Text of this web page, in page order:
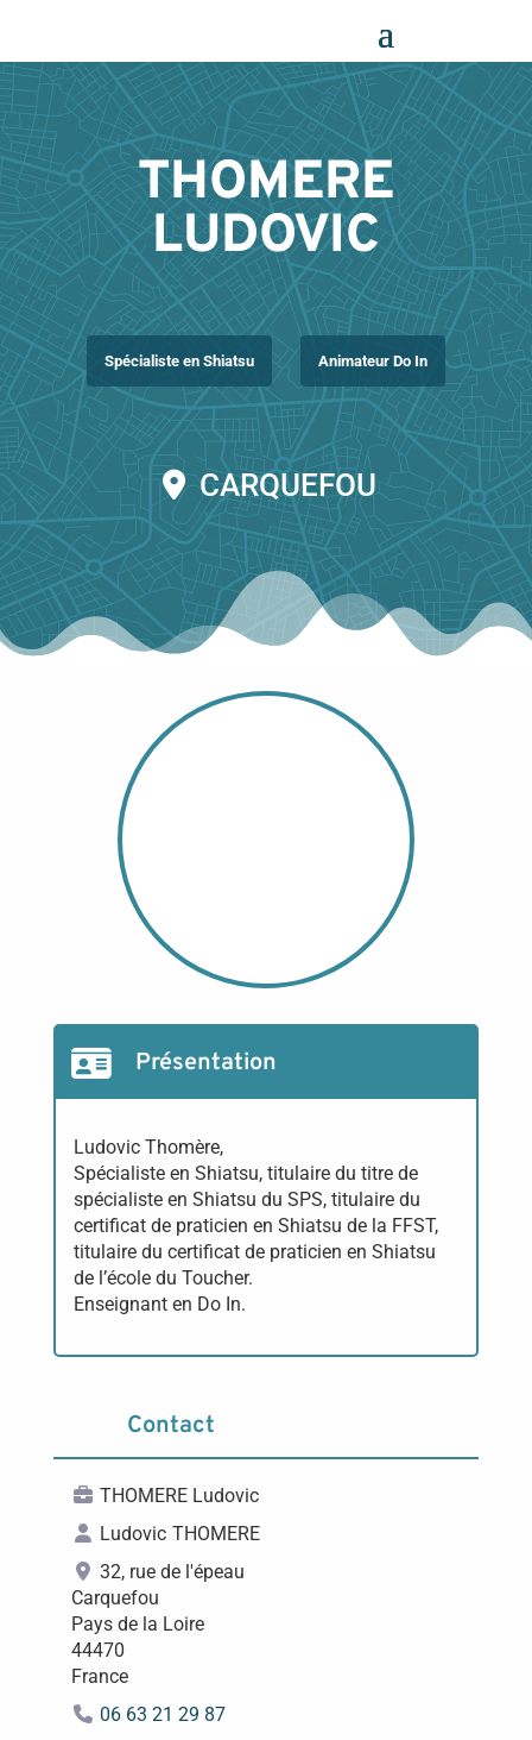
THOMERE
LUDOVIC
Spécialiste en Shiatsu Animateur Do In
CARQUEFOU
Présentation
Ludovic Thomère,
Spécialiste en Shiatsu, titulaire du titre de
spécialiste en Shiatsu du SPS, titulaire du
certificat de praticien en Shiatsu de la FFST,
titulaire du certificat de praticien en Shiatsu
de l’école du Toucher.
Enseignant en Do In.
Contact
THOMERE Ludovic
Ludovic THOMERE
32, rue de l'épeau
Carquefou
Pays de la Loire
44470
France
06 63 21 29 87